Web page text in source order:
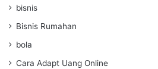
bisnis
Bisnis Rumahan
bola
Cara Adapt Uang Online